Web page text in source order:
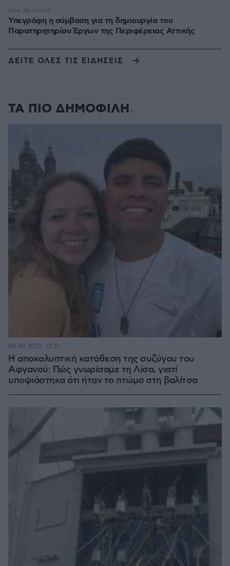
Υπεγράφη η σύμβαση για τη δημιουργία του
Παρατηρητηρίου Έργων της Περιφέρειας Αττικής
πριν 36 λεπτά
ΔΕΙΤΕ ΟΛΕΣ ΤΙΣ ΕΙΔΗΣΕΙΣ
ΤΑ ΠΙΟ ΔΗΜΟΦΙΛΗ
Η αποκαλυπτική κατάθεση της συζύγου του
Αφγανού: Πώς γνωρίσαμε τη Λίσα, γιατί
υποψιάστηκα ότι ήταν το πτώμα στη βαλίτσα
06.08.2026, 12:32